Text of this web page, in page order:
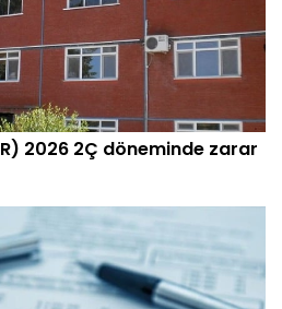
2026 2Ç döneminde zarar